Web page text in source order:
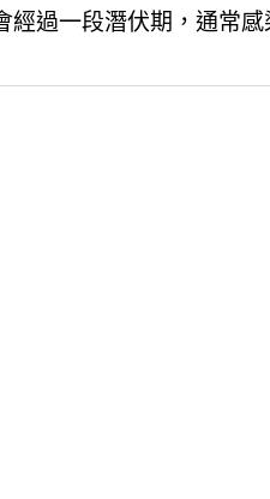
過一段潛伏期，通常